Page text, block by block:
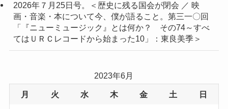
2026年７月25日号。＜歴史に残る国会が閉会 ／ 映
画・音楽・本について今、僕が語ること。第三一〇回
「『ニューミュージック』とは何か？ その74～すべ
てはＵＲＣレコードから始まった10」：東良美季＞
2023年6月
月 火 水 木 金 土 日